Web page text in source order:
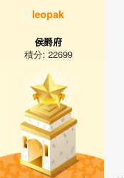
leopak
侯爵府
積分: 22699